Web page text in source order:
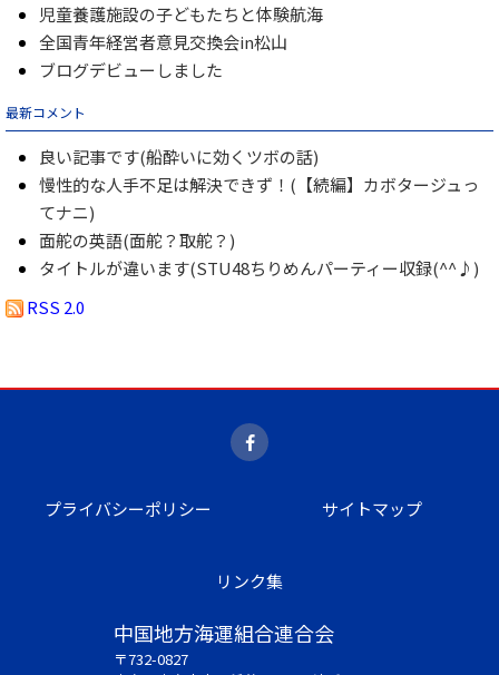
児童養護施設の子どもたちと体験航海
全国青年経営者意見交換会in松山
ブログデビューしました
最新コメント
良い記事です(船酔いに効くツボの話)
慢性的な人手不足は解決できず！(【続編】カボタージュっ
てナニ)
面舵の英語(面舵？取舵？)
タイトルが違います(STU48ちりめんパーティー収録(^^♪)
RSS 2.0
プライバシーポリシー サイトマップ
リンク集
中国地方海運組合連合会
〒732-0827